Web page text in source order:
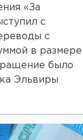
«За
с
с
в размере
было
Эльвиры